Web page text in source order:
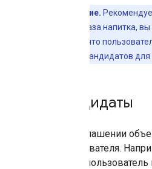
Примечание.
варианты заказа напитка,
гарантирует, что
используйте кандидатов
Кандидаты
В приглашении
пользователя.
когда